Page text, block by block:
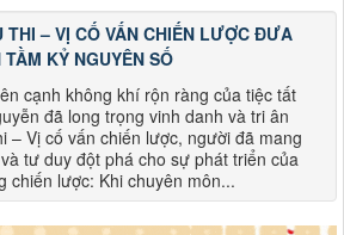
THI – VỊ CỐ VẤN CHIẾN LƯỢC ĐƯA
KỶ NGUYÊN SỐ
cạnh không khí rộn ràng của tiệc tất
đã long trọng vinh danh và tri ân
– Vị cố vấn chiến lược, người đã mang
tư duy đột phá cho sự phát triển của
chiến lược: Khi chuyên môn...